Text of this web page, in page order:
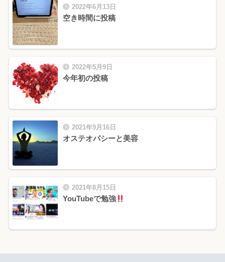
2022年6月13日
空き時間に投稿
2022年5月9日
今年初の投稿
2021年9月16日
オステオパシーと美容
2021年8月15日
YouTubeで勉強